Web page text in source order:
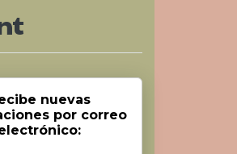
nuevas
por correo